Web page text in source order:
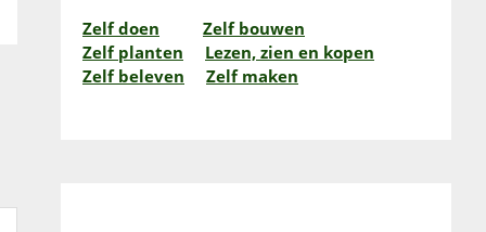
Zelf doen
Zelf bouwen
Zelf planten
Lezen, zien en kopen
Zelf beleven
Zelf maken